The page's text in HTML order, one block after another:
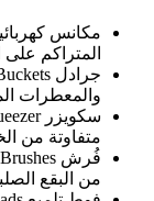
المتراكم
والمعطرات
متفاوتة من
من البقع